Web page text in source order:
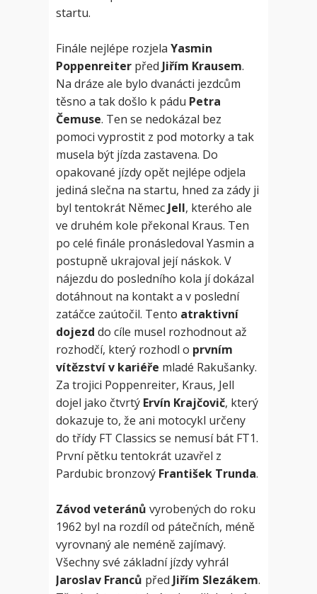
startu.
Finále nejlépe rozjela Yasmin
Poppenreiter před Jiřím Krausem.
Na dráze ale bylo dvanácti jezdcům
těsno a tak došlo k pádu Petra
Čemuse. Ten se nedokázal bez
pomoci vyprostit z pod motorky a tak
musela být jízda zastavena. Do
opakované jízdy opět nejlépe odjela
jediná slečna na startu, hned za zády ji
byl tentokrát Němec Jell, kterého ale
ve druhém kole překonal Kraus. Ten
po celé finále pronásledoval Yasmin a
postupně ukrajoval její náskok. V
nájezdu do posledního kola jí dokázal
dotáhnout na kontakt a v poslední
zatáčce zaútočil. Tento atraktivní
dojezd do cíle musel rozhodnout až
rozhodčí, který rozhodl o prvním
vítězství v kariéře mladé Rakušanky.
Za trojici Poppenreiter, Kraus, Jell
dojel jako čtvrtý Ervín Krajčovič, který
dokazuje to, že ani motocykl určeny
do třídy FT Classics se nemusí bát FT1.
První pětku tentokrát uzavřel z
Pardubic bronzový František Trunda.
Závod veteránů vyrobených do roku
1962 byl na rozdíl od pátečních, méně
vyrovnaný ale neméně zajímavý.
Všechny své základní jízdy vyhrál
Jaroslav Franců před Jiřím Slezákem.